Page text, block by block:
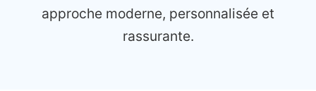
approche moderne, personnalisée et
rassurante.